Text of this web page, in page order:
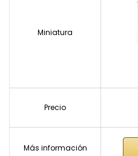
Miniatura
Precio
Más información